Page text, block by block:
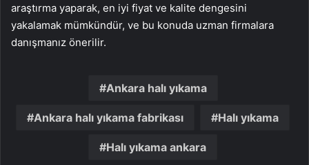
araştırma yaparak, en iyi fiyat ve kalite dengesini
yakalamak mümkündür, ve bu konuda uzman firmalara
danışmanız önerilir.
Ankara halı yıkama
Ankara halı yıkama fabrikası Halı yıkama
Halı yıkama ankara